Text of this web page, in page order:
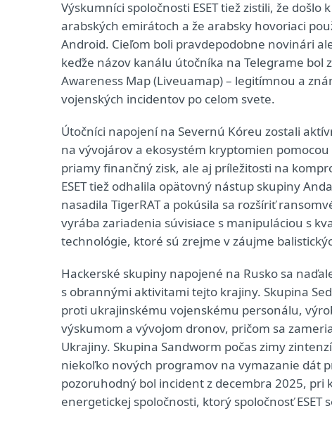
Výskumníci spoločnosti ESET tiež zistili, že
arabských emirátoch a že arabsky hovoriaci
Android. Cieľom boli pravdepodobne novinári
keďže názov kanálu útočníka na Telegrame
Awareness Map (Liveuamap) – legitímnou a
vojenských incidentov po celom svete.
Útočníci napojení na Severnú Kóreu zostali
na vývojárov a ekosystém kryptomien
priamy finančný zisk, ale aj príležitosti na
ESET tiež odhalila opätovný nástup skupiny
nasadila TigerRAT a pokúsila sa rozšíriť
vyrába zariadenia súvisiace s manipuláciou s
technológie, ktoré sú zrejme v záujme
Hackerské skupiny napojené na Rusko sa
s obrannými aktivitami tejto krajiny. Skupina
proti ukrajinskému vojenskému personálu,
výskumom a vývojom dronov, pričom sa
Ukrajiny. Skupina Sandworm počas zimy
niekoľko nových programov na vymazanie dát
pozoruhodný bol incident z decembra 2025, pri
energetickej spoločnosti, ktorý spoločnosť